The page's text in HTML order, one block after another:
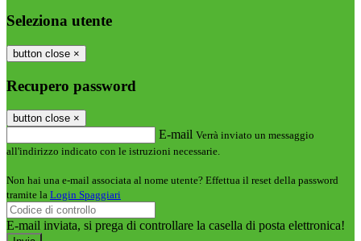
Seleziona utente
button close ×
Recupero password
button close ×
E-mail Verrà inviato un messaggio
all'indirizzo indicato con le istruzioni necessarie.
Non hai una e-mail associata al nome utente? Effettua il reset della password
tramite la Login Spaggiari
E-mail inviata, si prega di controllare la casella di posta elettronica!